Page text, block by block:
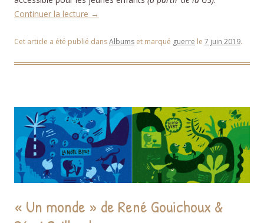
Continuer la lecture →
Cet article a été publié dansAlbums et marqué guerre le 7 juin 2019.
« Un monde » de René Gouichoux &